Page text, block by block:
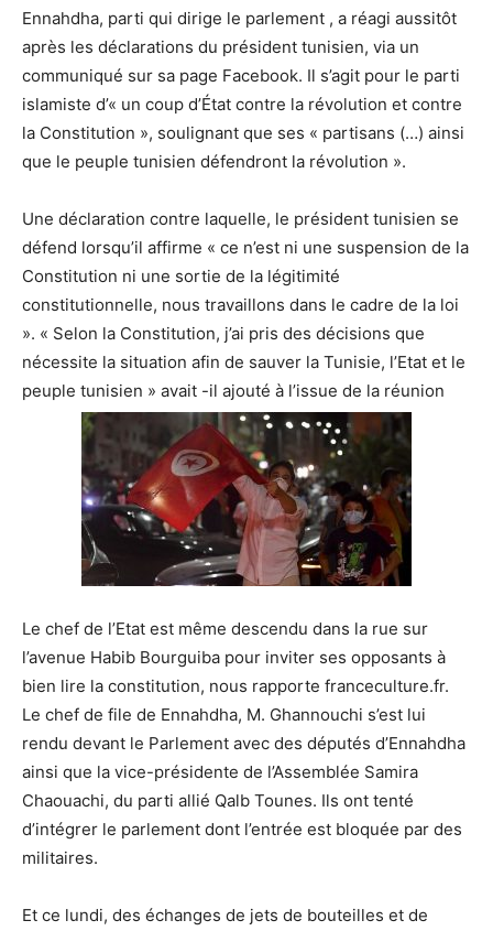
Ennahdha, parti qui dirige le parlement , a réagi aussitôt
après les déclarations du président tunisien, via un
communiqué sur sa page Facebook. Il s’agit pour le parti
islamiste d’« un coup d’État contre la révolution et contre
la Constitution », soulignant que ses « partisans (…) ainsi
que le peuple tunisien défendront la révolution ».
Une déclaration contre laquelle, le président tunisien se
défend lorsqu’il affirme « ce n’est ni une suspension de la
Constitution ni une sortie de la légitimité
constitutionnelle, nous travaillons dans le cadre de la loi
». « Selon la Constitution, j’ai pris des décisions que
nécessite la situation afin de sauver la Tunisie, l’Etat et le
peuple tunisien » avait -il ajouté à l’issue de la réunion
Le chef de l’Etat est même descendu dans la rue sur
l’avenue Habib Bourguiba pour inviter ses opposants à
bien lire la constitution, nous rapporte franceculture.fr.
Le chef de file de Ennahdha, M. Ghannouchi s’est lui
rendu devant le Parlement avec des députés d’Ennahdha
ainsi que la vice-présidente de l’Assemblée Samira
Chaouachi, du parti allié Qalb Tounes. Ils ont tenté
d’intégrer le parlement dont l’entrée est bloquée par des
militaires.
Et ce lundi, des échanges de jets de bouteilles et de